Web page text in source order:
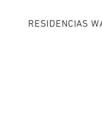
RESIDENCIAS